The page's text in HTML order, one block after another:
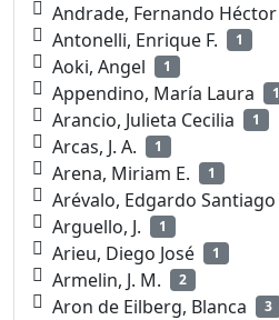
Andrade, Fernando Héctor
Antonelli, Enrique F. 1
Aoki, Angel 1
Appendino, María Laura 1
Arancio, Julieta Cecilia 1
Arcas, J. A. 1
Arena, Miriam E. 1
Arévalo, Edgardo Santiago
Arguello, J. 1
Arieu, Diego José 1
Armelin, J. M. 2
Aron de Eilberg, Blanca 3